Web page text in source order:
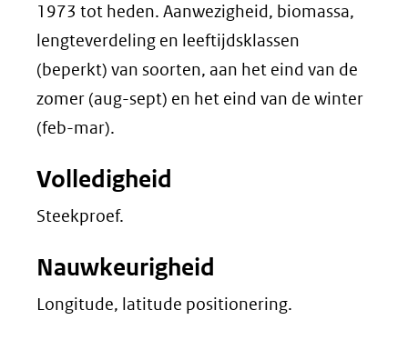
1973 tot heden. Aanwezigheid, biomassa,
lengteverdeling en leeftijdsklassen
(beperkt) van soorten, aan het eind van de
zomer (aug-sept) en het eind van de winter
(feb-mar).
Volledigheid
Steekproef.
Nauwkeurigheid
Longitude, latitude positionering.